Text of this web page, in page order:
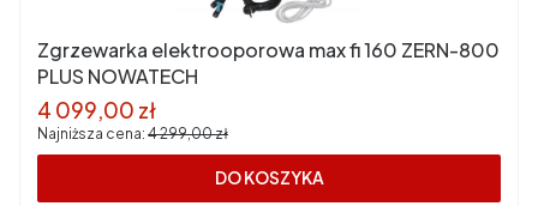
Zgrzewarka elektrooporowa max fi 160 ZERN-800
PLUS NOWATECH
Cena promocyjna
4 099,00 zł
Najniższa cena: 4 299,00 zł
DO KOSZYKA